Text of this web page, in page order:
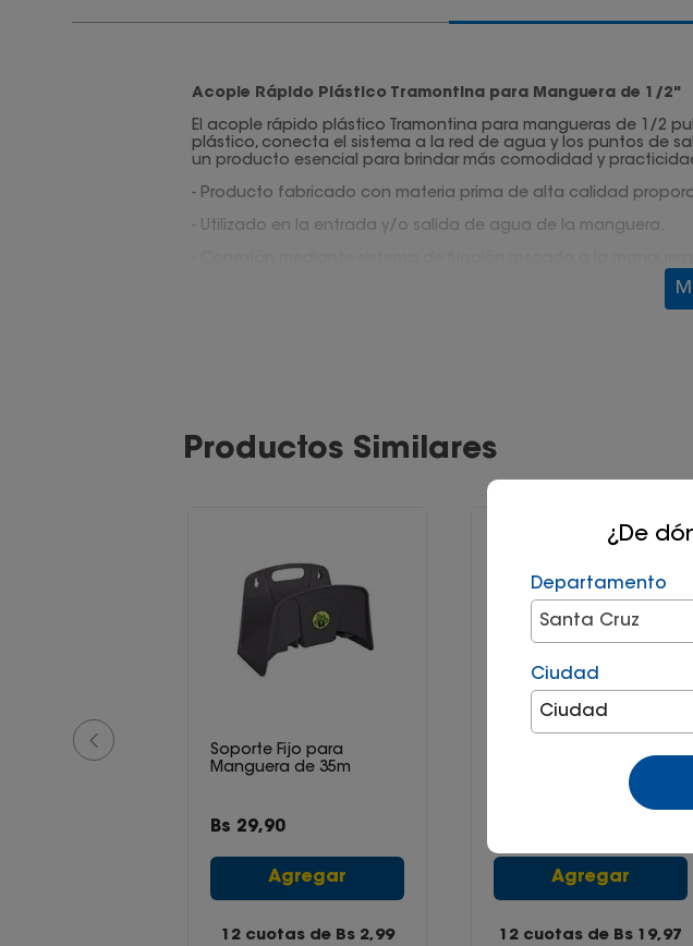
¿De
Departamento
Santa Cruz
Ciudad
Ciudad
Acople Rápido Plástico Tramontina para Manguera de 1/2"
El acople rápido plástico Tramontina para mangueras de 1/2
plástico, conecta el sistema a la red de agua y los puntos de
un producto esencial para brindar más comodidad y
- Producto fabricado con materia prima de alta calidad
- Utilizado en la entrada y/o salida de agua de la manguera.
- Conexión tipo clic a los accesorios de riego, mediante 2
Productos Similares
doble 1/2''
Soporte Fijo para
Manguera de 35m
Bs 29,90
Agregar
12 cuotas de Bs 2,99
78581/610 Tramontina
Agregar
12 cuotas de Bs 19,97